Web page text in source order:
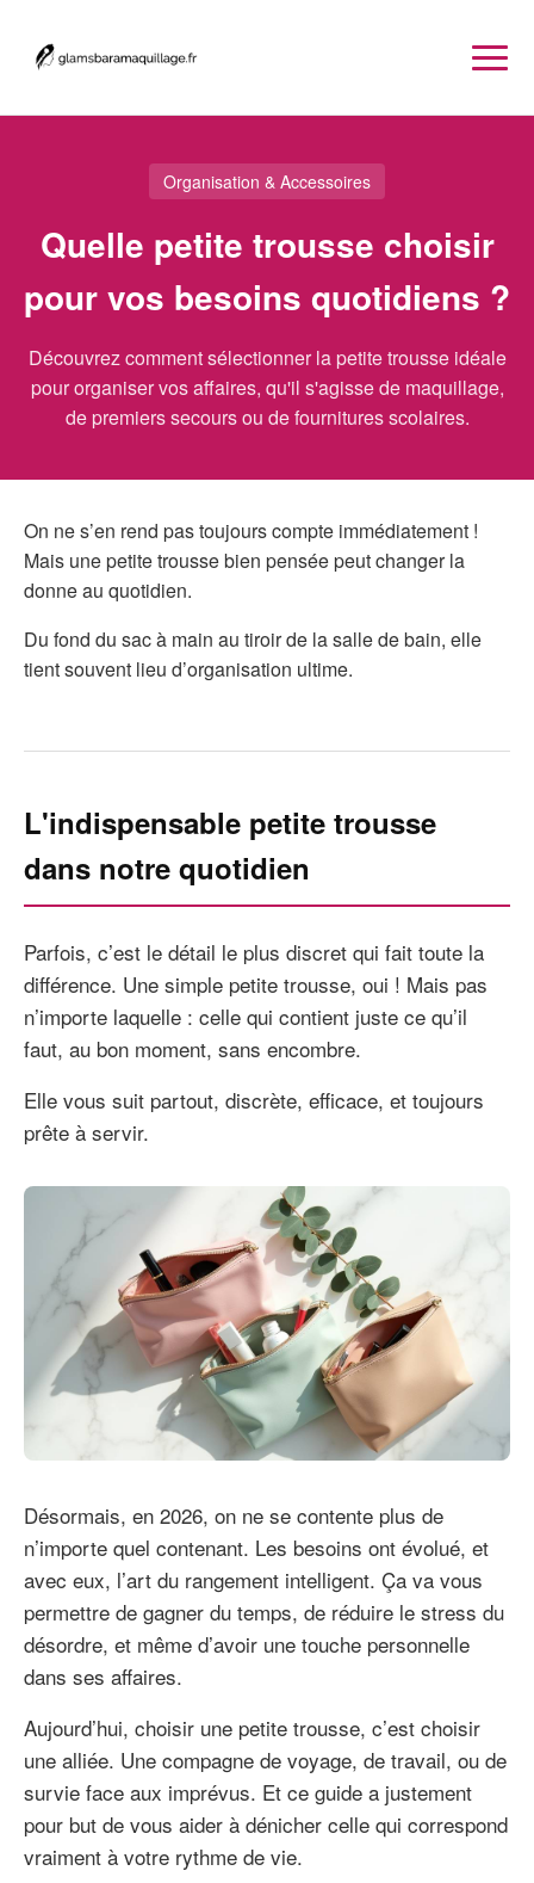
Organisation & Accessoires
Quelle petite trousse choisir
pour vos besoins quotidiens ?
Découvrez comment sélectionner la petite trousse idéale
pour organiser vos affaires, qu'il s'agisse de maquillage,
de premiers secours ou de fournitures scolaires.
On ne s’en rend pas toujours compte immédiatement !
Mais une petite trousse bien pensée peut changer la
donne au quotidien.
Du fond du sac à main au tiroir de la salle de bain, elle
tient souvent lieu d’organisation ultime.
L'indispensable petite trousse
dans notre quotidien
Parfois, c’est le détail le plus discret qui fait toute la
différence. Une simple petite trousse, oui ! Mais pas
n’importe laquelle : celle qui contient juste ce qu’il
faut, au bon moment, sans encombre.
Elle vous suit partout, discrète, efficace, et toujours
prête à servir.
Désormais, en 2026, on ne se contente plus de
n’importe quel contenant. Les besoins ont évolué, et
avec eux, l’art du rangement intelligent. Ça va vous
permettre de gagner du temps, de réduire le stress du
désordre, et même d’avoir une touche personnelle
dans ses affaires.
Aujourd’hui, choisir une petite trousse, c’est choisir
une alliée. Une compagne de voyage, de travail, ou de
survie face aux imprévus. Et ce guide a justement
pour but de vous aider à dénicher celle qui correspond
vraiment à votre rythme de vie.